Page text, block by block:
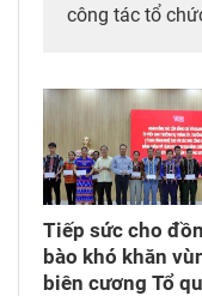
công tác tổ
thời tặng quà
công tác lấy
Tiếp sức cho
bào khó khăn
biên cương Tổ